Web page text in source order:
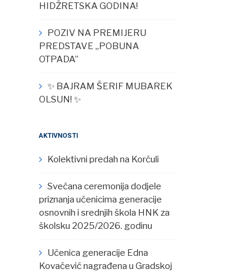
HIDŽRETSKA GODINA!
POZIV NA PREMIJERU
PREDSTAVE „POBUNA
OTPADA”
✨ BAJRAM ŠERIF MUBAREK
OLSUN! ✨
AKTIVNOSTI
Kolektivni predah na Korčuli
Svečana ceremonija dodjele
priznanja učenicima generacije
osnovnih i srednjih škola HNK za
školsku 2025/2026. godinu
Učenica generacije Edna
Kovačević nagrađena u Gradskoj